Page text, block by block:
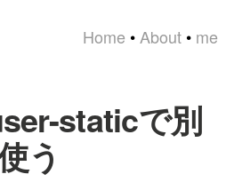
Home • About • me
staticで別
う